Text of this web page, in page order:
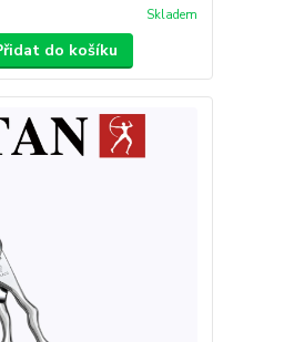
Skladem
do košíku